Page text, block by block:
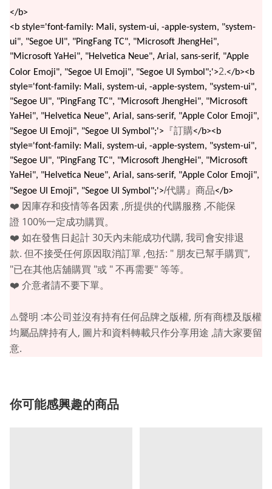
</b>
<b style='font-family: Mali, system-ui, -apple-system, "system-
ui", "Segoe UI", "PingFang TC", "Microsoft JhengHei",
"Microsoft YaHei", "Helvetica Neue", Arial, sans-serif, "Apple
Color Emoji", "Segoe UI Emoji", "Segoe UI Symbol";'>2.</b><b
style='font-family: Mali, system-ui, -apple-system, "system-ui",
"Segoe UI", "PingFang TC", "Microsoft JhengHei", "Microsoft
YaHei", "Helvetica Neue", Arial, sans-serif, "Apple Color Emoji",
"Segoe UI Emoji", "Segoe UI Symbol";'> 『訂購</b><b
style='font-family: Mali, system-ui, -apple-system, "system-ui",
"Segoe UI", "PingFang TC", "Microsoft JhengHei", "Microsoft
YaHei", "Helvetica Neue", Arial, sans-serif, "Apple Color Emoji",
"Segoe UI Emoji", "Segoe UI Symbol";'>/代購』商品</b>
❤️ 因庫存和疫情等各因素 ,所提供的代購服務 ,不能保
證 100%一定成功購買。
❤️ 如在發售日起計 30天內未能成功代購, 我司會安排退
款. 但不接受任何原因取消訂單 ,包括: " 朋友已幫手購買",
"已在其他店舖購買 "或 " 不再需要" 等等。
❤️ 介意者請不要下單。
⚠️聲明 :本公司並沒有持有任何品牌之版權, 所有商標及版權
均屬品牌持有人 , 圖片和資料轉載只作分享用途 ,請大家要留
意.
你可能感興趣的商品